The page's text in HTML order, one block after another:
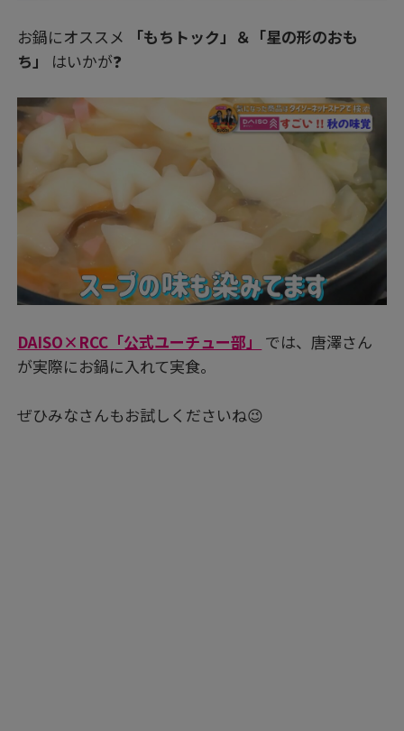
お鍋にオススメ
「もちトック」＆「星の形のおも
ち」
はいかが❓
DAISO×RCC「公式ユーチュー部」
では、唐澤さん
が実際にお鍋に入れて実食。
ぜひみなさんもお試しくださいね😉